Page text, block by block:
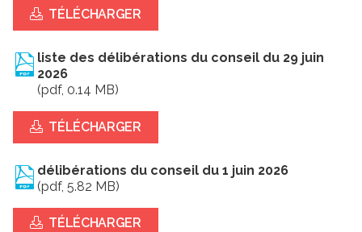
TÉLÉCHARGER
liste des délibérations du conseil du 29 juin
2026
(pdf, 0.14 MB)
TÉLÉCHARGER
délibérations du conseil du 1 juin 2026
(pdf, 5.82 MB)
TÉLÉCHARGER